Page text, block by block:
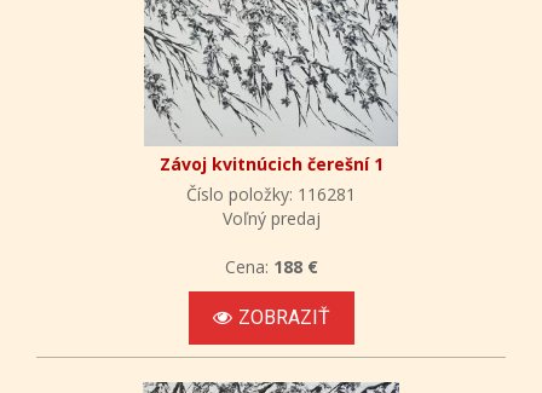
Závoj kvitnúcich čerešní 1
Číslo položky: 116281
Voľný predaj
Cena: 188 €
ZOBRAZIŤ